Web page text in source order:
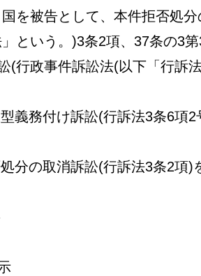
を被告として、本件拒否処
という。)3条2項、37条の3
(行政事件訴訟法(以下「行訴
務付け訴訟(行訴法3条6項2
の取消訴訟(行訴法3条2項)